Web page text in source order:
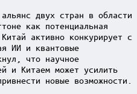
двух стран в области
как потенциальная
активно конкурирует с
ИИ и квантовые
что научное
и Китаем может усилить
новые возможности.